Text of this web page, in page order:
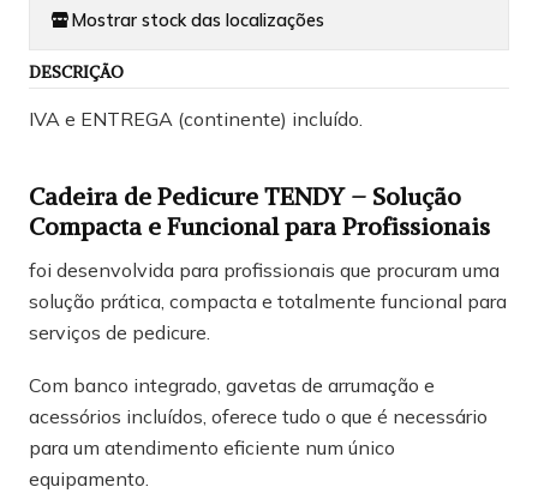
Mostrar stock das localizações
DESCRIÇÃO
IVA e ENTREGA (continente) incluído.
Cadeira de Pedicure TENDY – Solução
Compacta e Funcional para Profissionais
foi desenvolvida para profissionais que procuram uma
solução prática, compacta e totalmente funcional para
serviços de pedicure.
Com banco integrado, gavetas de arrumação e
acessórios incluídos, oferece tudo o que é necessário
para um atendimento eficiente num único
equipamento.